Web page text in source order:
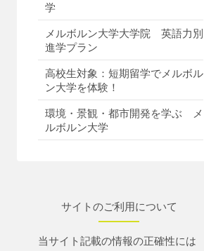
学
メルボルン大学大学院 英語力別
進学プラン
高校生対象：短期留学でメルボル
ン大学を体験！
環境・景観・都市開発を学ぶ メ
ルボルン大学
サイトのご利用について
当サイト記載の情報の正確性には